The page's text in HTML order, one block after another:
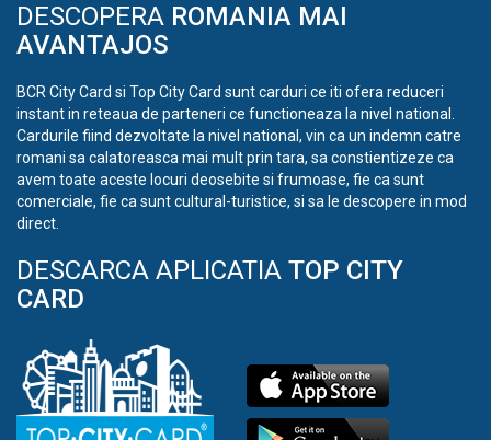
DESCOPERA ROMANIA MAI
AVANTAJOS
BCR City Card si Top City Card sunt carduri ce iti ofera reduceri
instant in reteaua de parteneri ce functioneaza la nivel national.
Cardurile fiind dezvoltate la nivel national, vin ca un indemn catre
romani sa calatoreasca mai mult prin tara, sa constientizeze ca
avem toate aceste locuri deosebite si frumoase, fie ca sunt
comerciale, fie ca sunt cultural-turistice, si sa le descopere in mod
direct.
DESCARCA APLICATIA TOP CITY
CARD